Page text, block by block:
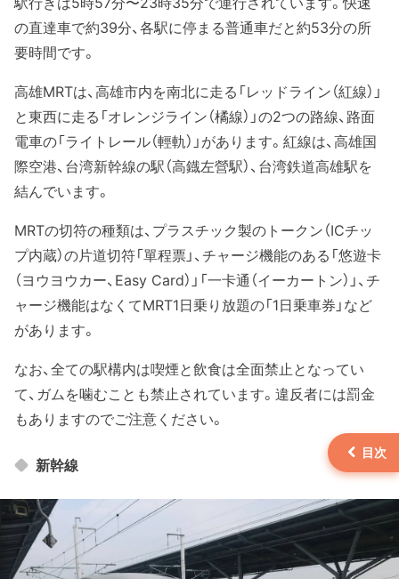
の直達車で約39分、各駅に停まる普通車だと約53分の所
要時間です。
高雄MRTは、高雄市内を南北に走る「レッドライン（紅線）」
と東西に走る「オレンジライン（橘線）」の2つの路線、路面
電車の「ライトレール（輕軌）」があります。紅線は、高雄国
際空港、台湾新幹線の駅（高鐡左營駅）、台湾鉄道高雄駅を
結んでいます。
MRTの切符の種類は、プラスチック製のトークン（ICチッ
プ内蔵）の片道切符「單程票」、チャージ機能のある「悠遊卡
（ヨウヨウカー、Easy Card）」「一卡通（イーカートン）」、チ
ャージ機能はなくてMRT1日乗り放題の「1日乗車券」など
があります。
なお、全ての駅構内は喫煙と飲食は全面禁止となってい
て、ガムを噛むことも禁止されています。違反者には罰金
もありますのでご注意ください。
新幹線